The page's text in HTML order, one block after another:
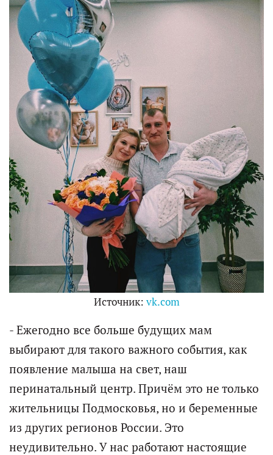
Источник: vk.com
- Ежегодно все больше будущих мам
выбирают для такого важного события, как
появление малыша на свет, наш
перинатальный центр. Причём это не только
жительницы Подмосковья, но и беременные
из других регионов России. Это
неудивительно. У нас работают настоящие